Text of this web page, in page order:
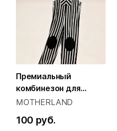
Премиальный
комбинезон для
малышей (Family Look
MOTHERLAND
100 руб.